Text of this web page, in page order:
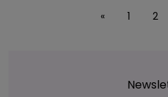
« 1 2